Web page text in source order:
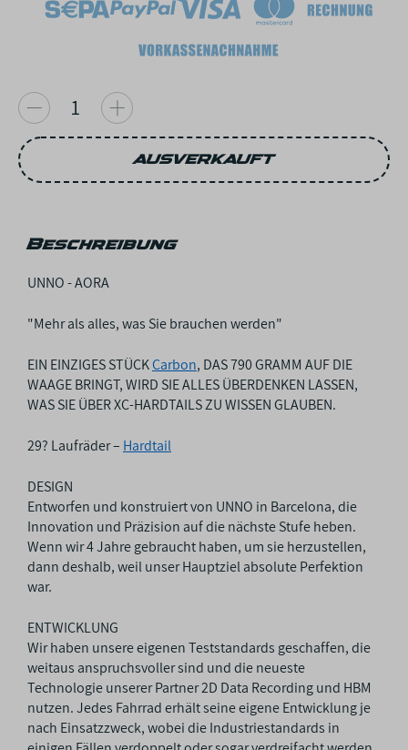
AUSVERKAUFT
Beschreibung
UNNO - AORA
"Mehr als alles, was Sie brauchen werden"
EIN EINZIGES STÜCKCarbon, DAS 790 GRAMM AUF DIE
WAAGE BRINGT, WIRD SIE ALLES ÜBERDENKEN LASSEN,
WAS SIE ÜBER XC-HARDTAILS ZU WISSEN GLAUBEN.
29? Laufräder – Hardtail
DESIGN
Entworfen und konstruiert von UNNO in Barcelona, die
Innovation und Präzision auf die nächste Stufe heben.
Wenn wir 4 Jahre gebraucht haben, um sie herzustellen,
dann deshalb, weil unser Hauptziel absolute Perfektion
war.
ENTWICKLUNG
Wir haben unsere eigenen Teststandards geschaffen, die
weitaus anspruchsvoller sind und die neueste
Technologie unserer Partner 2D Data Recording und HBM
nutzen. Jedes Fahrrad erhält seine eigene Entwicklung je
nach Einsatzzweck, wobei die Industriestandards in